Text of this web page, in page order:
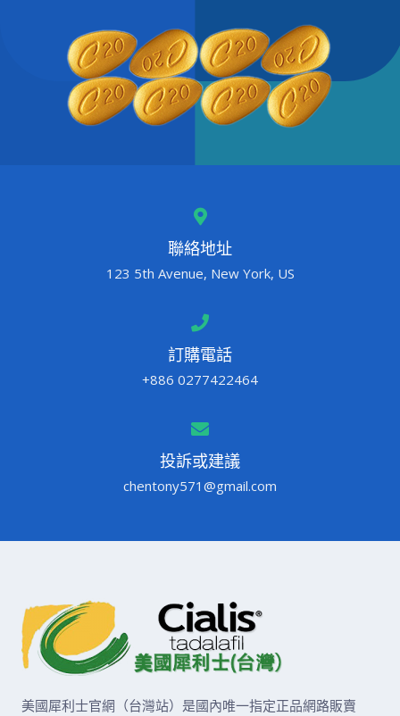
聯絡地址
123 5th Avenue, New York, US
訂購電話
+886 0277422464
投訴或建議
chentony571@gmail.com
美國犀利士官網（台灣站）是國內唯一指定正品網路販賣